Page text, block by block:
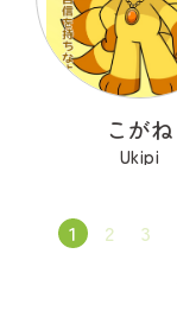
こがね
Ukipi
1 2 3